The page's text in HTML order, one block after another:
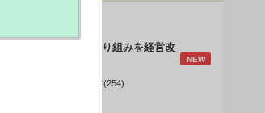
身体的拘束最小化の取り組みを経営改
NEW
データで読み解く病院経営(254)